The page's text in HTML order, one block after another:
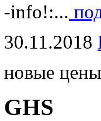
-info!:...
30.11.2018
новые
GHS